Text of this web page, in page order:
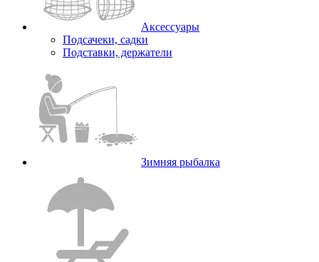
Аксессуары
Подсачеки, садки
Подставки, держатели
Зимняя рыбалка